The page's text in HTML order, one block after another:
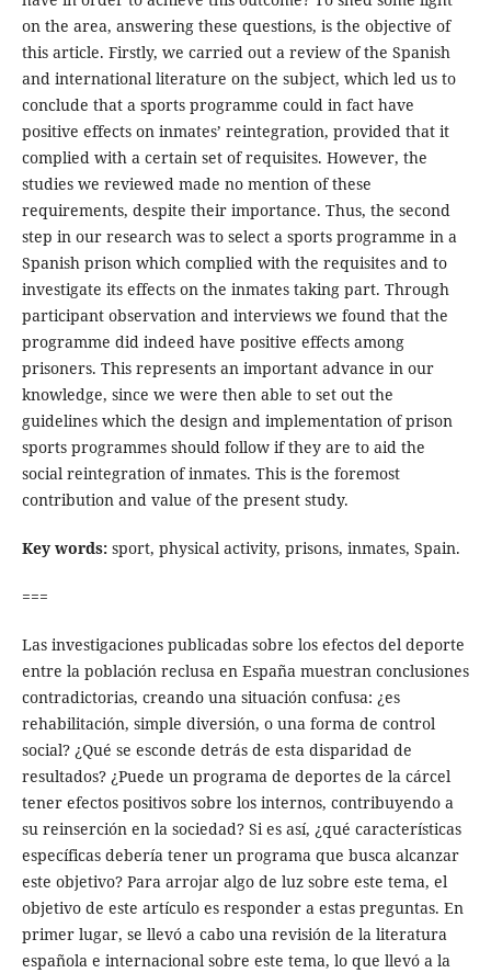
on the area, answering these questions, is the objective of
this article. Firstly, we carried out a review of the Spanish
and international literature on the subject, which led us to
conclude that a sports programme could in fact have
positive effects on inmates’ reintegration, provided that it
complied with a certain set of requisites. However, the
studies we reviewed made no mention of these
requirements, despite their importance. Thus, the second
step in our research was to select a sports programme in a
Spanish prison which complied with the requisites and to
investigate its effects on the inmates taking part. Through
participant observation and interviews we found that the
programme did indeed have positive effects among
prisoners. This represents an important advance in our
knowledge, since we were then able to set out the
guidelines which the design and implementation of prison
sports programmes should follow if they are to aid the
social reintegration of inmates. This is the foremost
contribution and value of the present study.
Key words:sport, physical activity, prisons, inmates, Spain.
===
Las investigaciones publicadas sobre los efectos del deporte
entre la población reclusa en España muestran conclusiones
contradictorias, creando una situación confusa: ¿es
rehabilitación, simple diversión, o una forma de control
social? ¿Qué se esconde detrás de esta disparidad de
resultados? ¿Puede un programa de deportes de la cárcel
tener efectos positivos sobre los internos, contribuyendo a
su reinserción en la sociedad? Si es así, ¿qué características
específicas debería tener un programa que busca alcanzar
este objetivo? Para arrojar algo de luz sobre este tema, el
objetivo de este artículo es responder a estas preguntas. En
primer lugar, se llevó a cabo una revisión de la literatura
española e internacional sobre este tema, lo que llevó a la